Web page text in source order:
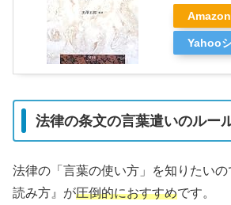
Amazon
Yahoo
法律の条文の言葉遣いのルー
法律の「言葉の使い方」を知りたい
読み方』が圧倒的におすすめです。